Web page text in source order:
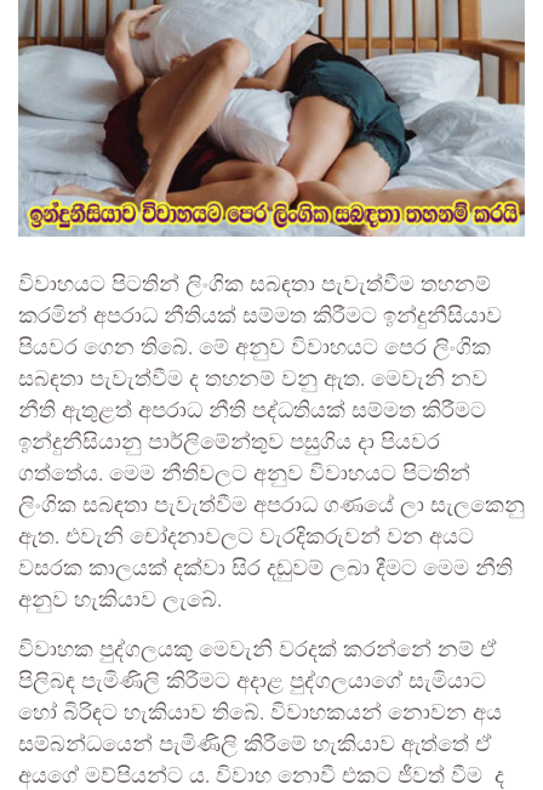
විවාහයට පිටතින් ලිංගික සබඳතා පැවැත්වීම තහනම්
කරමින් අපරාධ නීතියක් සම්මත කිරීමට ඉන්දුනීසියාව
පියවර ගෙන තිබේ. මේ අනුව විවාහයට පෙර ලිංගික
සබඳතා පැවැත්වීම ද තහනම් වනු ඇත. මෙවැනි නව
නීති ඇතුළත් අපරාධ නීති පද්ධතියක් සම්මත කිරීමට
ඉන්දුනීසියානු පාර්ලිමේන්තුව පසුගිය දා පියවර
ගත්තේය. මෙම නීතිවලට අනුව විවාහයට පිටතින්
ලිංගික සබඳතා පැවැත්වීම අපරාධ ගණයේ ලා සැලකෙනු
ඇත. එවැනි චෝදනාවලට වැරදිකරුවන් වන අයට
වසරක කාලයක් දක්වා සිර දඬුවම් ලබා දීමට මෙම නීති
අනුව හැකියාව ලැබේ.
විවාහක පුද්ගලයකු මෙවැනි වරදක් කරන්නේ නම් ඒ
පිලිබඳ පැමිණිලි කිරීමට අදාළ පුද්ගලයාගේ සැමියාට
හෝ බිරිඳට හැකියාව තිබේ. විවාහකයන් නොවන අය
සම්බන්ධයෙන් පැමිණිලි කිරීමේ හැකියාව ඇත්තේ ඒ
අයගේ මව්පියන්ට ය. විවාහ නොවී එකට ජීවත් වීම ද